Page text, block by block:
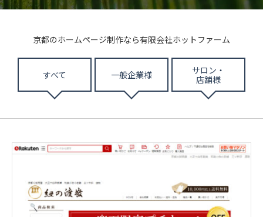
京都のホームページ制作なら有限会社ホットファーム
すべて 一般企業様
サロン・
店舗様